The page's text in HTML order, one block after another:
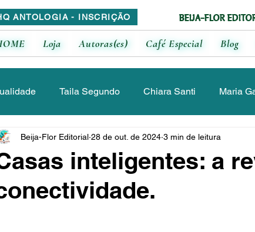
BEIJA-FLOR
Loja Autoras(es) Café Especial Blog
ANTOLOGIA - INSCRIÇÃO
Taila Segundo Chiara Santi Maria
Ana Júlia Luciane Monteiro Maitê
de Melo Jussara Freitas
inteligentes: a
Beija-Flor Editorial 28 de out. de 2024 3 min de leitura